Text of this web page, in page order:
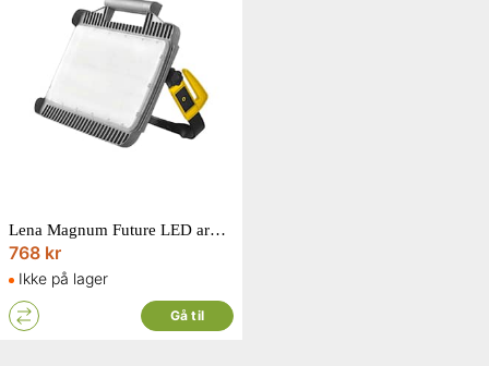
Lena Magnum Future LED arbejdslampe 32W
768 kr
Ikke på lager
Gå til